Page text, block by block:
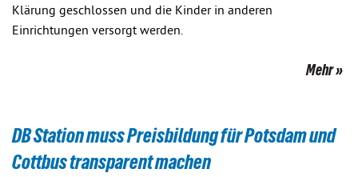
Klärung geschlossen und die Kinder in anderen
Einrichtungen versorgt werden.
Mehr
DB Station muss Preisbildung für Potsdam und
Cottbus transparent machen